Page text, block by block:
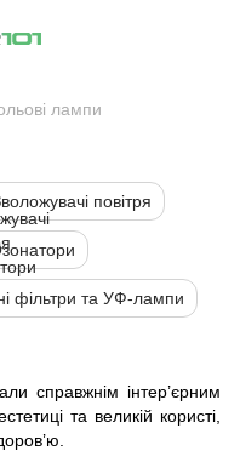
лампи
повітря
фільтри та УФ-лампи
справжнім інтер’єрним
та великій користі,